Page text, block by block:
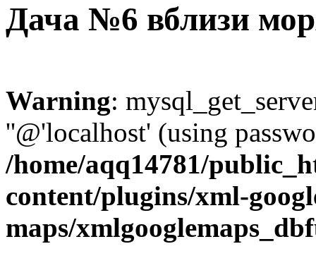
Дача №6 вблизи
Warning:
''@'localhost' (using
/home/aqq14781/
content/plugins/xml-
maps/